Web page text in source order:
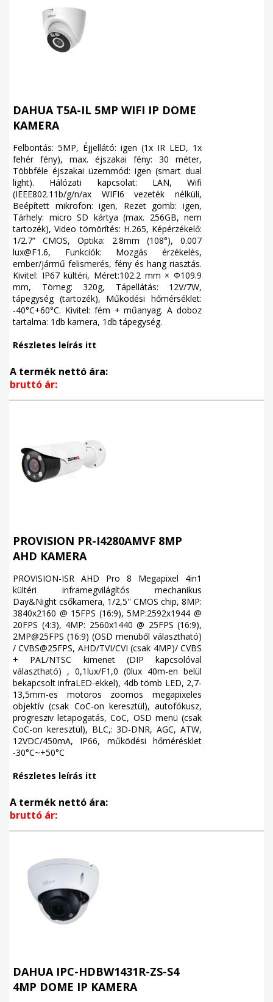
DAHUA T5A-IL 5MP WIFI IP DOME
KAMERA
Felbontás: 5MP, Éjjellátó: igen (1x IR LED, 1x
fehér fény), max. éjszakai fény: 30 méter,
Többféle éjszakai üzemmód: igen (smart dual
light). Hálózati kapcsolat: LAN, Wifi
(IEEE802.11b/g/n/ax WIFI6 vezeték nélküli,
Beépített mikrofon: igen, Rezet gomb: igen,
Tárhely: micro SD kártya (max. 256GB, nem
tartozék), Video tömörítés: H.265, Képérzékelő:
1/2.7” CMOS, Optika: 2.8mm (108°), 0.007
lux@F1.6, Funkciók: Mozgás érzékelés,
ember/jármű felismerés, fény és hang riasztás.
Kivitel: IP67 kültéri, Méret:102.2 mm × Φ109.9
mm, Tömeg: 320g, Tápellátás: 12V/7W,
tápegység (tartozék), Működési hőmérséklet:
-40°C+60°C. Kivitel: fém + műanyag. A doboz
tartalma: 1db kamera, 1db tápegység.
Részletes leírás itt
A termék nettó ára:
bruttó ár:
PROVISION PR-I4280AMVF 8MP
AHD KAMERA
PROVISION-ISR AHD Pro 8 Megapixel 4in1
kültéri inframegvilágítós mechanikus
Day&Night csőkamera, 1/2,5'' CMOS chip, 8MP:
3840x2160 @ 15FPS (16:9), 5MP:2592x1944 @
20FPS (4:3), 4MP: 2560x1440 @ 25FPS (16:9),
2MP@25FPS (16:9) (OSD menüből választható)
/ CVBS@25FPS, AHD/TVI/CVI (csak 4MP)/ CVBS
+ PAL/NTSC kimenet (DIP kapcsolóval
választható) , 0,1lux/F1,0 (0lux 40m-en belül
bekapcsolt infraLED-ekkel), 4db tömb LED, 2,7-
13,5mm-es motoros zoomos megapixeles
objektív (csak CoC-on keresztül), autofókusz,
progresziv letapogatás, CoC, OSD menü (csak
CoC-on keresztül), BLC,: 3D-DNR, AGC, ATW,
12VDC/450mA, IP66, működési hőmérésklet
-30°C~+50°C
Részletes leírás itt
A termék nettó ára:
bruttó ár:
DAHUA IPC-HDBW1431R-ZS-S4
4MP DOME IP KAMERA